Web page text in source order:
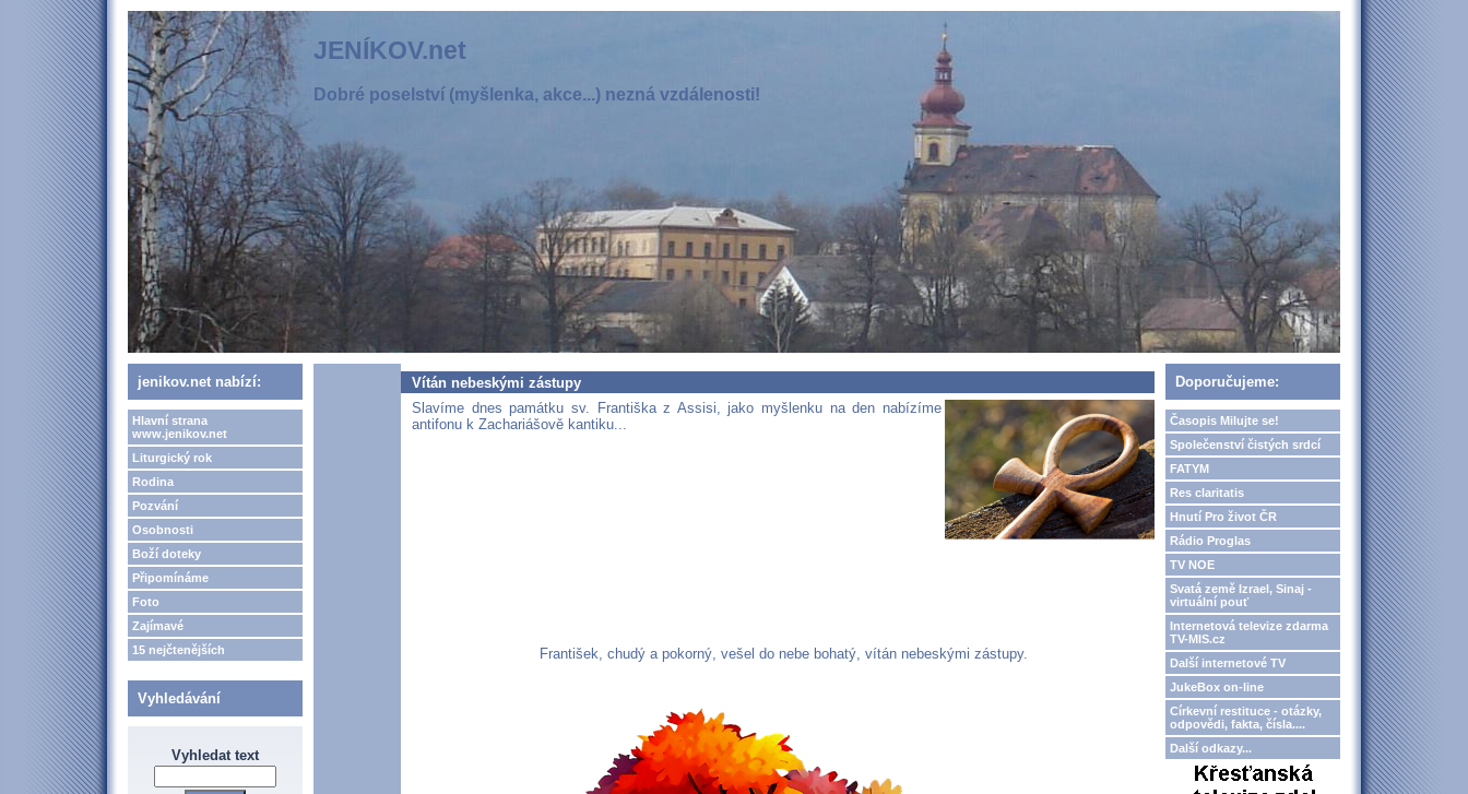
JENÍKOV.net
Dobré poselství (myšlenka, akce...) nezná vzdálenosti!
jenikov.net nabízí:
Hlavní strana
www.jenikov.net
Liturgický rok
Rodina
Pozvání
Osobnosti
Boží doteky
Připomínáme
Foto
Zajímavé
15 nejčtenějších
Vyhledávání
Vyhledat text
Vítán nebeskými zástupy
Slavíme dnes památku sv. Františka z Assisi, jako myšlenku na den nabízíme
antifonu k Zachariášově kantiku...
František, chudý a pokorný, vešel do nebe bohatý, vítán nebeskými zástupy.
Doporučujeme:
Časopis Milujte se!
Společenství čistých srdcí
FATYM
Res claritatis
Hnutí Pro život ČR
Rádio Proglas
TV NOE
Svatá země Izrael, Sinaj -
virtuální pouť
Internetová televize zdarma
TV-MIS.cz
Další internetové TV
JukeBox on-line
Církevní restituce - otázky,
odpovědi, fakta, čísla....
Další odkazy...